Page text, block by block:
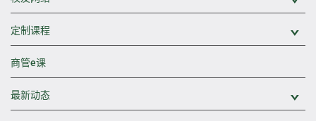
定制课程
商管e课
最新动态